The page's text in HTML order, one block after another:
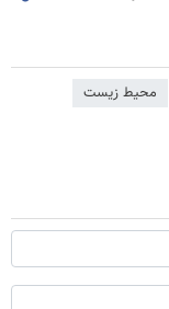
محیط زیست